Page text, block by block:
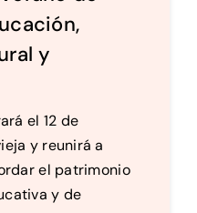
y
el 12 de
y reunirá a
el patrimonio
y de